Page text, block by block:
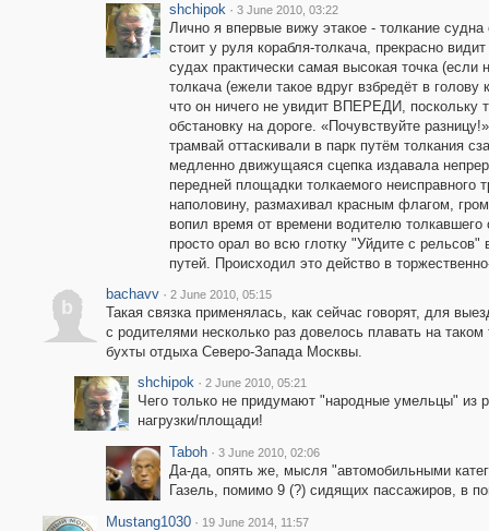
shchipok · 3 June 2010, 03:22
Лично я впервые вижу этакое - толкание
стоит у руля корабля-толкача, прекрасно
судах практически самая высокая точка (если
толкача (ежели такое вдруг взбредёт в
что он ничего не увидит ВПЕРЕДИ, поскольку
обстановку на дороге. «Почувствуйте
трамвай оттаскивали в парк путём толкания
медленно движущаяся сцепка издавала
передней площадки толкаемого неисправного
наполовину, размахивал красным флагом,
вопил время от времени водителю
просто орал во всю глотку "Уйдите с
путей. Происходил это действо в
b
bachavv · 2 June 2010, 05:15
Такая связка применялась, как сейчас говорят, для
с родителями несколько раз довелось плавать на
бухты отдыха Северо-Запада Москвы.
shchipok · 2 June 2010, 05:21
Чего только не придумают "народные умельцы" из
нагрузки/площади!
Taboh · 3 June 2010, 02:06
Да-да, опять же, мысля "автомобильными
Газель, помимо 9 (?) сидящих пассажиров, в
Mustang1030 · 19 June 2014, 11:57